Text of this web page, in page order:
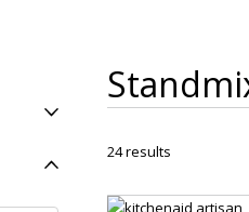
24results